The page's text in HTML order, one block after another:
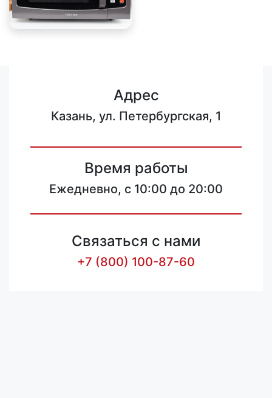
Адрес
Казань, ул. Петербургская, 1
Время работы
Ежедневно, с 10:00 до 20:00
Связаться с нами
+7 (800) 100-87-60